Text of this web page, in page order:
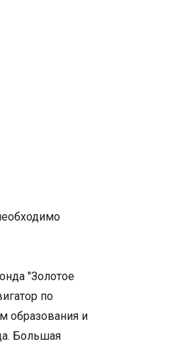
"Золотое
по
образования и
Большая